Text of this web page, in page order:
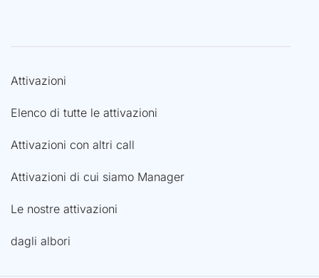
Attivazioni
Elenco di tutte le attivazioni
Attivazioni con altri call
Attivazioni di cui siamo Manager
Le nostre attivazioni
dagli albori